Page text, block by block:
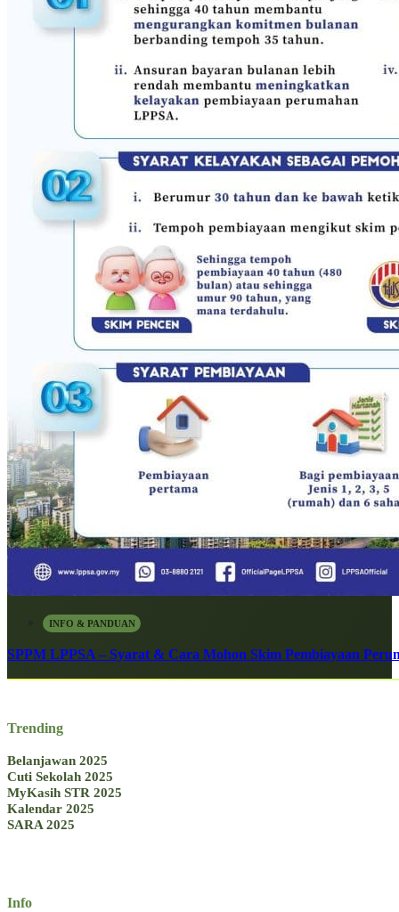
INFO & PANDUAN
SPPM LPPSA – Syarat & Cara Mohon Skim Pembiayaan
Trending
Belanjawan 2025
Cuti Sekolah 2025
MyKasih STR 2025
Kalendar 2025
SARA 2025
Info